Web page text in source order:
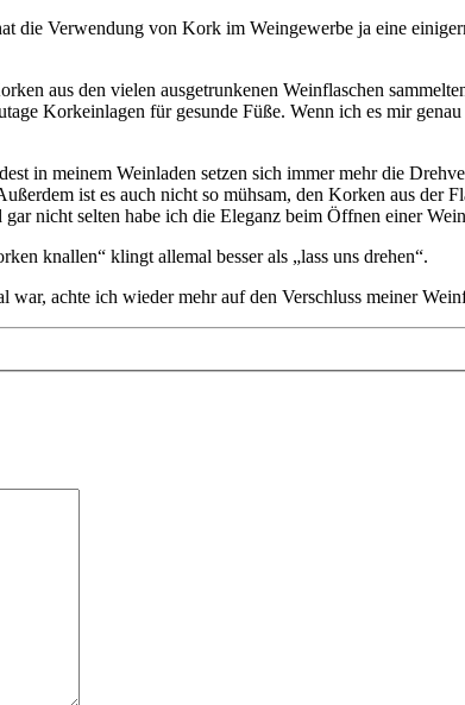
die Verwendung von Kork im Weingewerbe ja eine
aus den vielen ausgetrunkenen Weinflaschen
Korkeinlagen für gesunde Füße. Wenn ich es mir
in meinem Weinladen setzen sich immer mehr die
ist es auch nicht so mühsam, den Korken aus der
nicht selten habe ich die Eleganz beim Öffnen einer
knallen“ klingt allemal besser als „lass uns drehen“.
achte ich wieder mehr auf den Verschluss meiner